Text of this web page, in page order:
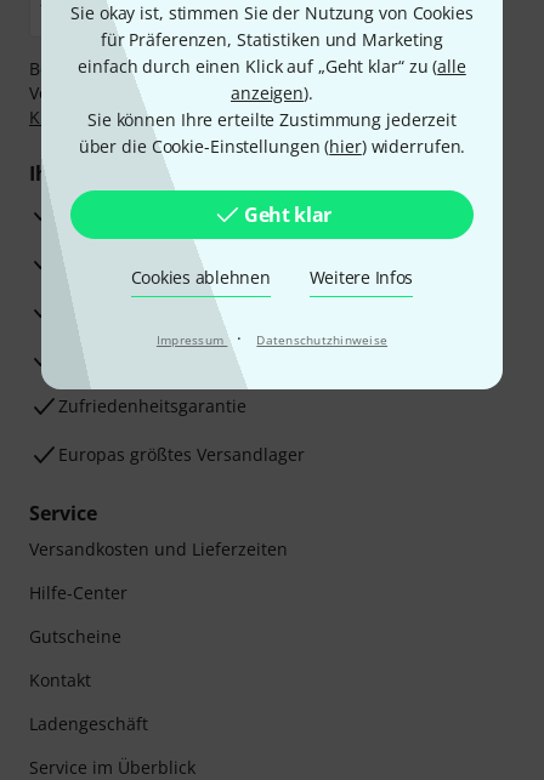
Sie okay ist, stimmen Sie der Nutzung von Cookies
für Präferenzen, Statistiken und Marketing
einfach durch einen Klick auf „Geht klar“ zu (alle
anzeigen).
Sie können Ihre erteilte Zustimmung jederzeit
über die Cookie-Einstellungen (hier) widerrufen.
Geht klar
Cookies ablehnen Weitere Infos
Impressum · Datenschutzhinweise
Bezahlen Sie vertraulich und sicher per Nachnahme,
Vorkasse, PayPal, Amazon Pay,Klarna Sofort bezahlen
Klarna Ratenzahlungoder Kreditkarte.
Ihre Vorteile
3 Jahre Thomann Garantie
30 Tage Money-Back-Garantie
Beratung durch Fachexperten
Zufriedenheitsgarantie
Europas größtes Versandlager
Service
Versandkosten und Lieferzeiten
Hilfe-Center
Gutscheine
Kontakt
Ladengeschäft
Service im Überblick